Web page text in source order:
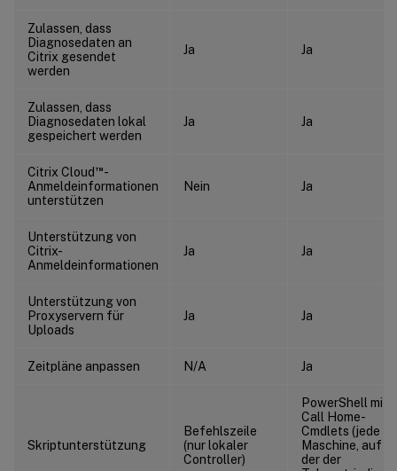
Zulassen, dass
Diagnosedaten an
Citrix gesendet
werden
Ja Ja
Zulassen, dass
Diagnosedaten lokal
gespeichert werden
Ja Ja
Citrix Cloud ™-
Anmeldeinformationen
unterstützen
Nein Ja
Unterstützung von
Citrix-
Anmeldeinformationen
Ja Ja
Unterstützung von
Proxyservern für
Uploads
Ja Ja
Zeitpläne anpassen N/A Ja
Skriptunterstützung
Befehlszeile
(nur lokaler
Controller)
PowerShell mit
Call Home-
Cmdlets (jede
Maschine, auf
der der